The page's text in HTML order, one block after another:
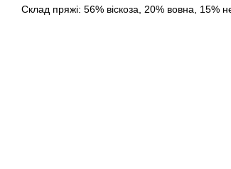
Склад пряжі: 56% віскоза, 20% вовна, 15%